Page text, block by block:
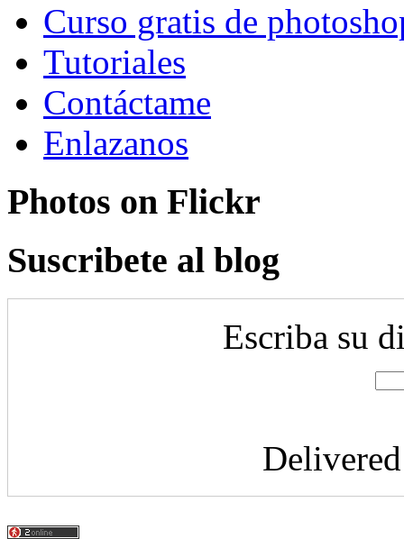
Curso gratis de
Tutoriales
Contáctame
Enlazanos
Photos on Flickr
Suscribete al blog
Escriba su